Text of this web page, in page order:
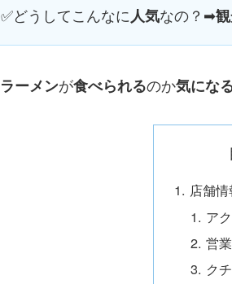
✅どうしてこんなに人気なの？➡
ラーメンが食べられるのか気にな
店舗情
ア
営
ク